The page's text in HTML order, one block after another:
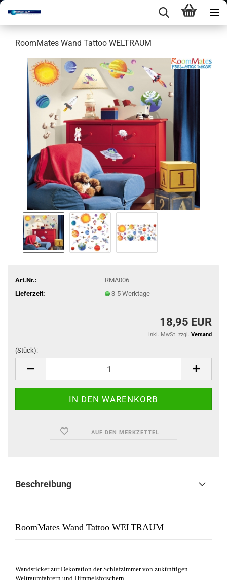
Room­Ma­tes Wand Tat­too WELT­RAUM
Art.Nr.:
RMA006
Lieferzeit:
3-5 Werktage
18,95 EUR
inkl. MwSt. zzgl. Versand
(Stück):
AUF DEN MERKZETTEL
Beschreibung
RoomMates Wand Tattoo WELTRAUM
Wandsticker zur Dekoration der Schlafzimmer von zukünftigen
Weltraumfahrern und Himmelsforschern.